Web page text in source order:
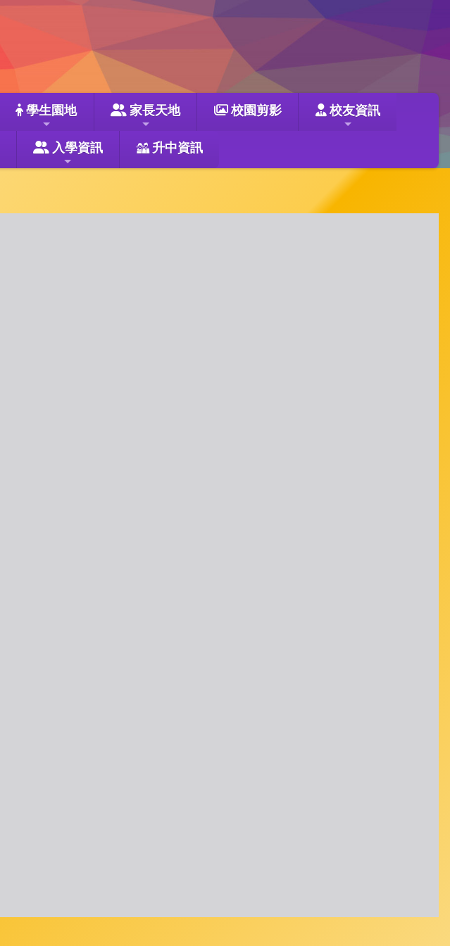
學生園地 家長天地 校園剪影 校友資訊
入學資訊 升中資訊